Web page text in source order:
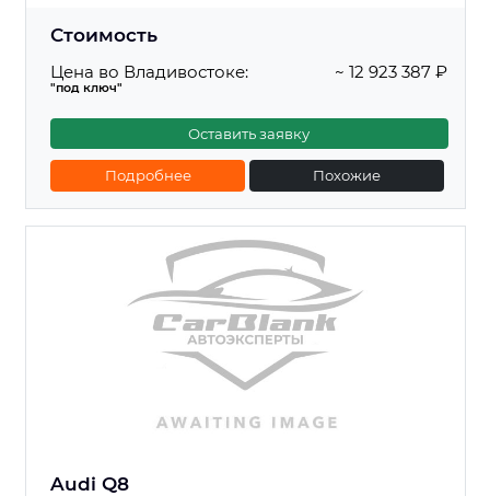
Стоимость
Цена во Владивостоке:
"под ключ"
~ 12 923 387 ₽
Оставить заявку
Подробнее Похожие
Audi Q8